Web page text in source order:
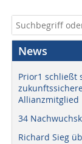
News
Prior1 schließt
Allianzmitglied
34
Richard Sieg